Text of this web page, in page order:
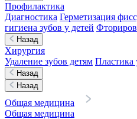
Профилактика
Диагностика Герметизация
гигиена зубов у детей
Назад
Хирургия
Удаление зубов детям Пластика
Назад
Назад
Общая медицина
Общая медицина